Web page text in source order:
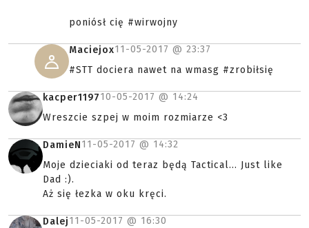
poniósł cię #wirwojny
Maciejox11-05-2017 @ 23:37
#STT dociera nawet na wmasg #zrobiłsię
kacper119710-05-2017 @ 14:24
Wreszcie szpej w moim rozmiarze <3
DamieN11-05-2017 @ 14:32
Moje dzieciaki od teraz będą Tactical... Just like
Dad :).
Aż się łezka w oku kręci.
Dalej11-05-2017 @ 16:30